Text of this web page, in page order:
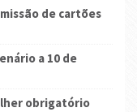
de cartões
a 10 de
obrigatório